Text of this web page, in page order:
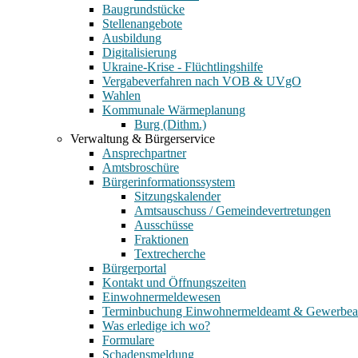
Baugrundstücke
Stellenangebote
Ausbildung
Digitalisierung
Ukraine-Krise - Flüchtlingshilfe
Vergabeverfahren nach VOB & UVgO
Wahlen
Kommunale Wärmeplanung
Burg (Dithm.)
Verwaltung & Bürgerservice
Ansprechpartner
Amtsbroschüre
Bürgerinformationssystem
Sitzungskalender
Amtsauschuss / Gemeindevertretungen
Ausschüsse
Fraktionen
Textrecherche
Bürgerportal
Kontakt und Öffnungszeiten
Einwohnermeldewesen
Terminbuchung Einwohnermeldeamt &
Was erledige ich wo?
Formulare
Schadensmeldung